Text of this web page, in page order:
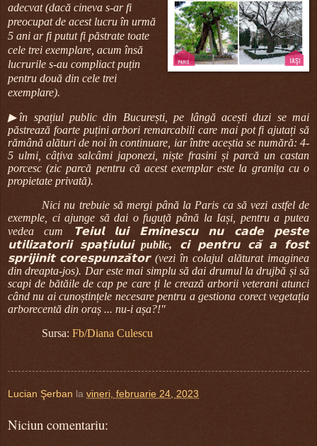
adecvat (dacă cineva s-ar fi
preocupat de acest lucru în urmă
5 ani ar fi putut fi păstrate toate
cele trei exemplare, acum însă
lucrurile s-au compliact puțin
pentru două din cele trei
exemplare).
▶în spațiul public din București, pe lângă acești duzi se mai
păstrează foarte puțini arbori remarcabili care mai pot fi ajutați să
rămână alături de noi în continuare, iar între aceștia se numără: 4-
5 ulmi, câțiva salcâmi japonezi, niște frasini și parcă un castan
porcesc (zic parcă pentru că acest exemplar este la granița cu o
propietate privată).
Nici nu trebuie să mergi până la Paris ca să vezi astfel de
exemple, ci ajunge să dai o fuguță până la Iași, pentru a putea
vedea cum 𝗧𝗲𝗶𝘂𝗹 𝗹𝘂𝗶 𝗘𝗺𝗶𝗻𝗲𝘀𝗰𝘂 𝗻𝘂 𝗰𝗮𝗱𝗲 𝗽𝗲𝘀𝘁𝗲
𝘂𝘁𝗶𝗹𝗶𝘇𝗮𝘁𝗼𝗿𝗶𝗶 𝘀𝗽𝗮𝘁̦𝗶𝘂𝗹𝘂𝗶 public, 𝗰𝗶 𝗽𝗲𝗻𝘁𝗿𝘂 𝗰𝗮̆ 𝗮 𝗳𝗼𝘀𝘁
𝘀𝗽𝗿𝗶𝗷𝗶𝗻𝗶𝘁 𝗰𝗼𝗿𝗲𝘀𝗽𝘂𝗻𝘇𝗮̆𝘁𝗼𝗿 (vezi în colajul alăturat imaginea
din dreapta-jos). Dar este mai simplu să dai drumul la drujbă și să
scapi de bătăile de cap pe care ți le crează arborii veterani atunci
când nu ai cunoștințele necesare pentru a gestiona corect vegetația
arborecentă din oraș ... nu-i așa?!"
Sursa: Fb/Diana Culescu
Lucian Şerban la vineri, februarie 24, 2023
Niciun comentariu: